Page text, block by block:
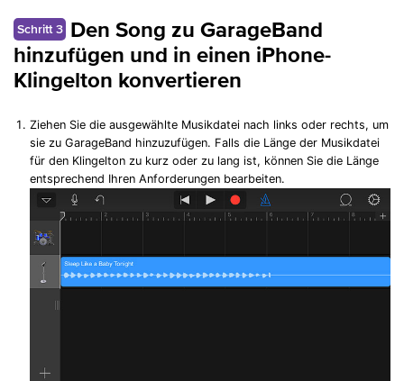
Schritt 3
Den Song zu GarageBand
hinzufügen und in einen iPhone-
Klingelton konvertieren
Ziehen Sie die ausgewählte Musikdatei nach links oder rechts, um
sie zu GarageBand hinzuzufügen. Falls die Länge der Musikdatei
für den Klingelton zu kurz oder zu lang ist, können Sie die Länge
entsprechend Ihren Anforderungen bearbeiten.